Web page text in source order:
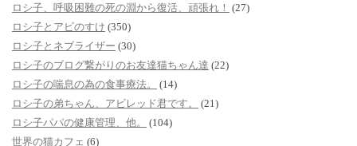
ロシ子、呼吸困難の死の淵から復活、頑張れ！ (27)
ロシ子とアビのすけ (350)
ロシ子とネブライザー (30)
ロシ子のブログ繋がりのお友達猫ちゃん達 (22)
ロシ子の喘息の為の食事療法。
(14)
ロシ子の弟ちゃん、アビレッド君です。
(21)
ロシ子パパの健康管理、他。
(104)
世界の猫カフェ (6)